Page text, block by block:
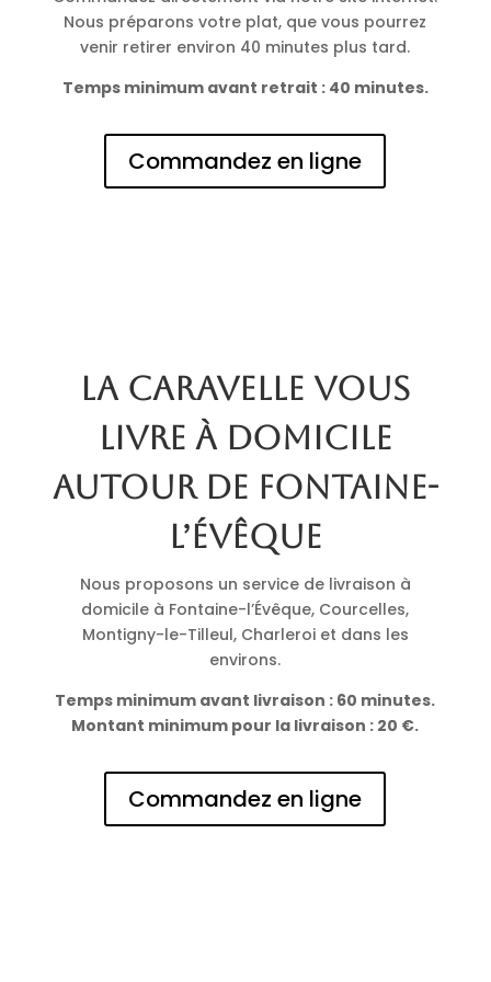
Nous préparons votre plat, que vous pourrez
venir retirer environ 40 minutes plus tard.
Temps minimum avant retrait : 40 minutes.
Commandez en ligne
La Caravelle vous
livre à domicile
autour de Fontaine-
l’Évêque
Nous proposons un service de livraison à
domicile à Fontaine-l’Évêque, Courcelles,
Montigny-le-Tilleul, Charleroi et dans les
environs.
Temps minimum avant livraison : 60 minutes.
Montant minimum pour la livraison : 20 €.
Commandez en ligne